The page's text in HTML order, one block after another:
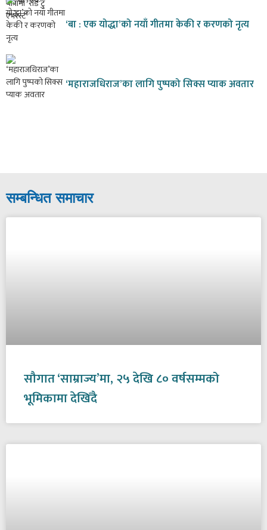
‘बा : एक योद्धा’को नयाँ गीतमा केकी र करणको नृत्य
‘महाराजधिराज’का लागि पुष्पको सिक्स प्याक अवतार
सम्बन्धित समाचार
सौगात ‘साम्राज्य’मा, २५ देखि ८० वर्षसम्मको
भूमिकामा देखिँदै